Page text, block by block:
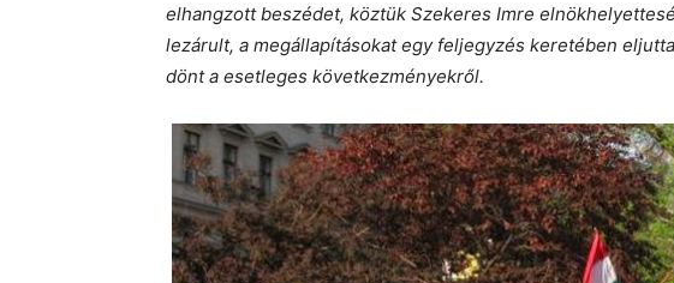
elhangzott beszédet, köztük Szekeres Imre
lezárult, a megállapításokat egy feljegyzés keretében
dönt a esetleges következményekről.